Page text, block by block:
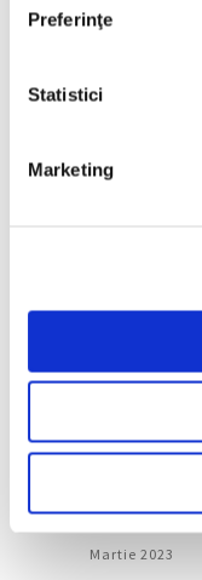
Preferinţe
Statistici
Marketing
Mai 2024
Martie 2024
Ianuarie 2024
Iunie 2023
Aprilie 2023
Martie 2023